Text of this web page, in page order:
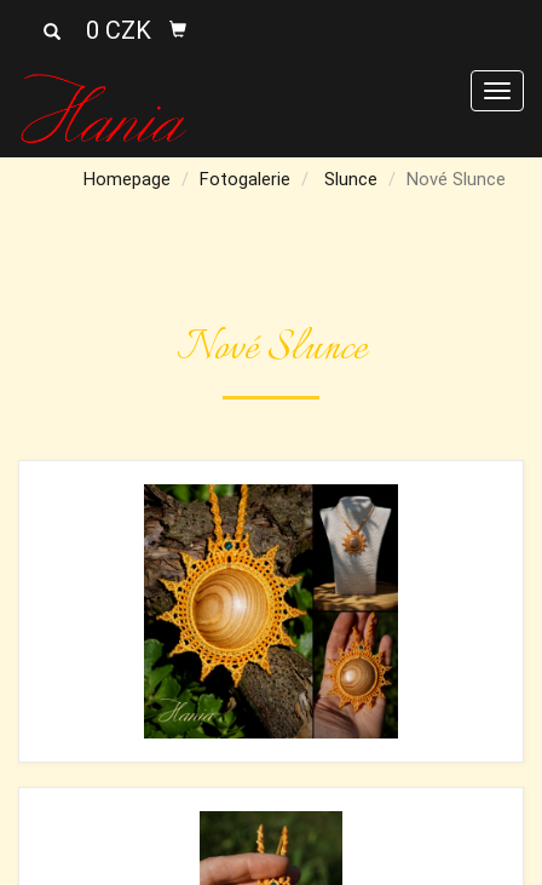
0 CZK
Homepage Fotogalerie Slunce Nové Slunce
Nové Slunce